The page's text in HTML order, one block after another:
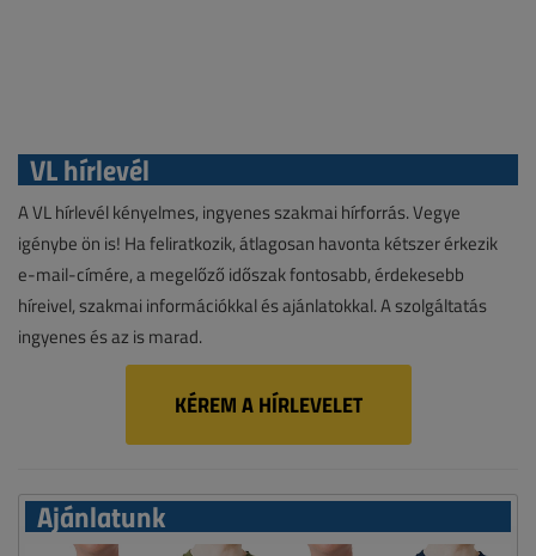
VL hírlevél
A VL hírlevél kényelmes, ingyenes szakmai hírforrás. Vegye
igénybe ön is! Ha feliratkozik, átlagosan havonta kétszer érkezik
e-mail-címére, a megelőző időszak fontosabb, érdekesebb
híreivel, szakmai információkkal és ajánlatokkal. A szolgáltatás
ingyenes és az is marad.
KÉREM A HÍRLEVELET
Ajánlatunk